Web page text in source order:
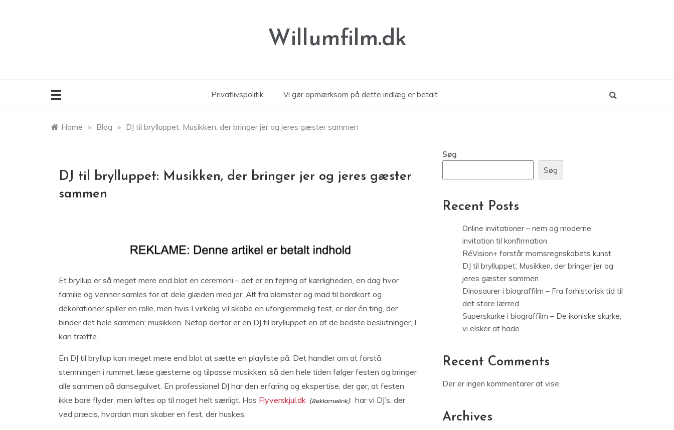
Willumfilm.dk
Privatlivspolitik Vi gør opmærksom på dette indlæg er betalt
Home » Blog » DJ til brylluppet: Musikken, der bringer jer og jeres gæster sammen
DJ til brylluppet: Musikken, der bringer jer og jeres gæster
sammen
Et bryllup er så meget mere end blot en ceremoni – det er en fejring af kærligheden, en dag hvor
familie og venner samles for at dele glæden med jer. Alt fra blomster og mad til bordkort og
dekorationer spiller en rolle, men hvis I virkelig vil skabe en uforglemmelig fest, er der én ting, der
binder det hele sammen: musikken. Netop derfor er en DJ til brylluppet en af de bedste beslutninger, I
kan træffe.
En DJ til bryllup kan meget mere end blot at sætte en playliste på. Det handler om at forstå
stemningen i rummet, læse gæsterne og tilpasse musikken, så den hele tiden følger festen og bringer
alle sammen på dansegulvet. En professionel DJ har den erfaring og ekspertise, der gør, at festen
ikke bare flyder, men løftes op til noget helt særligt. Hos Flyverskjul.dk
har vi DJ’s, der
ved præcis, hvordan man skaber en fest, der huskes.
Søg
Søg
Recent Posts
Online invitationer – nem og moderne
invitation til konfirmation
RéVision+ forstår momsregnskabets kunst
DJ til brylluppet: Musikken, der bringer jer og
jeres gæster sammen
Dinosaurer i biograffilm – Fra forhistorisk tid til
det store lærred
Superskurke i biograffilm – De ikoniske skurke,
vi elsker at hade
Recent Comments
Der er ingen kommentarer at vise.
Archives